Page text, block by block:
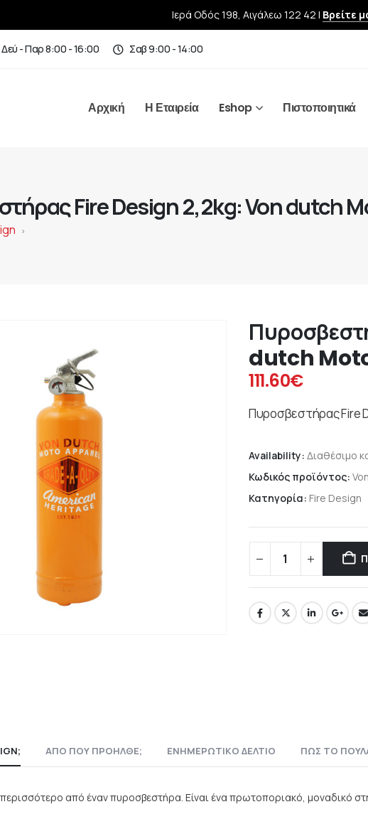
Ιερά Οδός 198, Αιγάλεω 122 42 | Βρείτε
Δεύ - Παρ 8:00 - 16:00 Σαβ 9:00 - 14:00
Αρχική Η Εταιρεία Eshop Πιστοποιητικά
Fire Design 2,2kg: Von dutch
>
dutch
111.60€
Πυροσβεστήρας Fire
Availability: Διαθέσιμο
Κωδικός προϊόντος:
Κατηγορία: Fire Design
ΑΠΟ ΠΟΥ ΠΡΟΉΛΘΕ; ΕΝΗΜΕΡΩΤΙΚΌ ΔΕΛΤΊΟ ΠΏΣ ΤΟ
περισσότερο από έναν πυροσβεστήρα. Είναι ένα πρωτοποριακό, μοναδικό